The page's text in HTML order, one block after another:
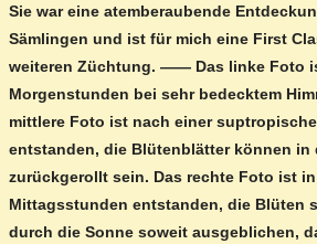
Sie war eine atemberaubende
Sämlingen und ist für mich eine First
weiteren Züchtung. —— Das linke Foto
Morgenstunden bei sehr bedecktem
mittlere Foto ist nach einer
entstanden, die Blütenblätter können in
zurückgerollt sein. Das rechte Foto ist
Mittagsstunden entstanden, die Blüten
durch die Sonne soweit ausgeblichen,